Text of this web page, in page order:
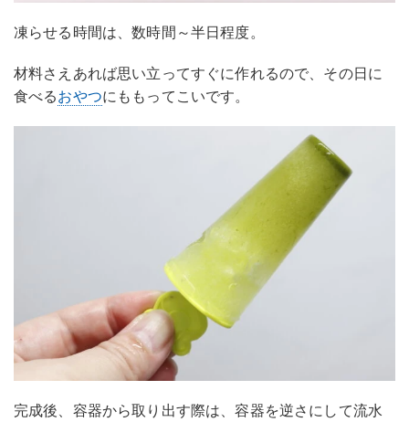
凍らせる時間は、数時間～半日程度。
材料さえあれば思い立ってすぐに作れるので、その日に
食べるおやつにももってこいです。
完成後、容器から取り出す際は、容器を逆さにして流水